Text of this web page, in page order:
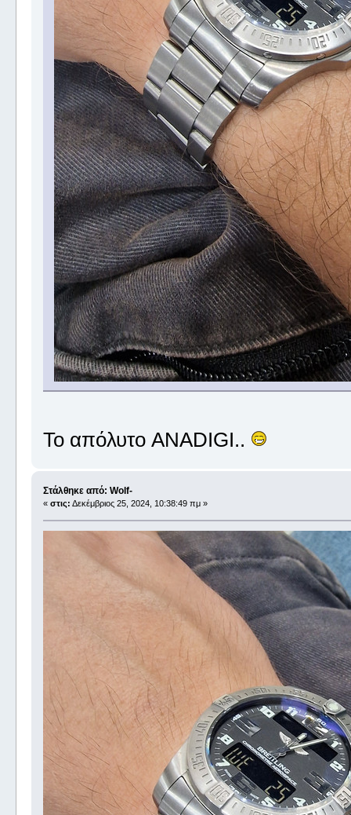
Το απόλυτο ANADIGI..
Στάλθηκε από: Wolf-
« στις: Δεκέμβριος 25, 2024, 10:38:49 πμ »